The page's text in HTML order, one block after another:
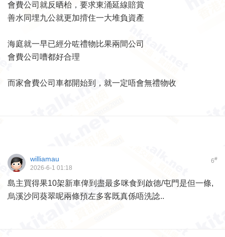
會費公司就反晒枱，要求東涌延線賠賞
善水同埋九公就更加揹住一大堆負資產
海庭就一早已經分咗禮物比果兩間公司
會費公司嘈都好合理
而家會費公司車都開始到，就一定唔會無禮物收
6#
williamau
2026-6-1 01:18
島主買得果10架新車俾到盡最多咪食到啟德/屯門是但一條,
烏溪沙同葵翠呢兩條預左多客既真係唔洗諗..